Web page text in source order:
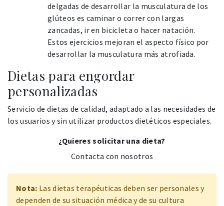
delgadas de desarrollar la musculatura de los
glúteos es caminar o correr con largas
zancadas, ir en bicicleta o hacer natación.
Estos ejercicios mejoran el aspecto físico por
desarrollar la musculatura más atrofiada.
Dietas para engordar
personalizadas
Servicio de dietas de calidad, adaptado a las necesidades de
los usuarios y sin utilizar productos dietéticos especiales.
¿Quieres solicitar una dieta?
Contacta con nosotros
Nota: Las dietas terapéuticas deben ser personales y
dependen de su situación médica y de su cultura